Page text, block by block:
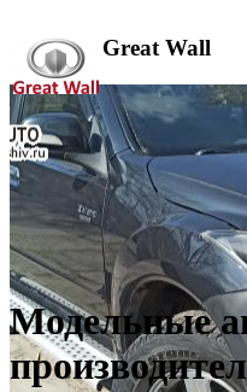
Great Wall
Модельные